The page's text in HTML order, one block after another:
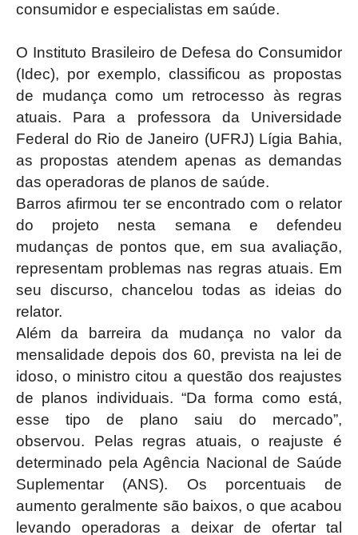
consumidor e especialistas em saúde.
O Instituto Brasileiro de Defesa do Consumidor
(Idec), por exemplo, classificou as propostas
de mudança como um retrocesso às regras
atuais. Para a professora da Universidade
Federal do Rio de Janeiro (UFRJ) Lígia Bahia,
as propostas atendem apenas as demandas
das operadoras de planos de saúde.
Barros afirmou ter se encontrado com o relator
do projeto nesta semana e defendeu
mudanças de pontos que, em sua avaliação,
representam problemas nas regras atuais. Em
seu discurso, chancelou todas as ideias do
relator.
Além da barreira da mudança no valor da
mensalidade depois dos 60, prevista na lei de
idoso, o ministro citou a questão dos reajustes
de planos individuais. “Da forma como está,
esse tipo de plano saiu do mercado”,
observou. Pelas regras atuais, o reajuste é
determinado pela Agência Nacional de Saúde
Suplementar (ANS). Os porcentuais de
aumento geralmente são baixos, o que acabou
levando operadoras a deixar de ofertar tal